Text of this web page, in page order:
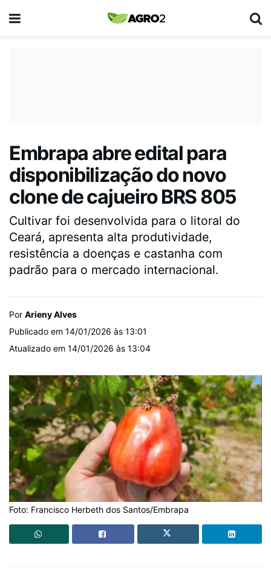
Embrapa abre edital para
disponibilização do novo
clone de cajueiro BRS 805
Cultivar foi desenvolvida para o litoral do
Ceará, apresenta alta produtividade,
resistência a doenças e castanha com
padrão para o mercado internacional.
Por Arieny Alves
Publicado em 14/01/2026 às 13:01
Atualizado em 14/01/2026 às 13:04
Foto: Francisco Herbeth dos Santos/Embrapa